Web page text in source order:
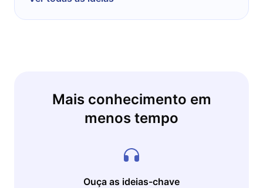
Mais conhecimento em
menos tempo
Ouça as ideias-chave